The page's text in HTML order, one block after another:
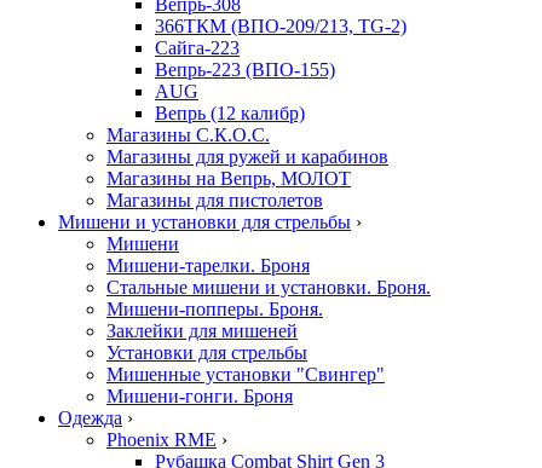
Вепрь-308
366ТКМ (ВПО-209/213, TG-2)
Сайга-223
Вепрь-223 (ВПО-155)
AUG
Вепрь (12 калибр)
Магазины С.К.О.С.
Магазины для ружей и карабинов
Магазины на Вепрь, МОЛОТ
Магазины для пистолетов
Мишени и установки для стрельбы ›
Мишени
Мишени-тарелки. Броня
Стальные мишени и установки. Броня.
Мишени-попперы. Броня.
Заклейки для мишеней
Установки для стрельбы
Мишенные установки "Свингер"
Мишени-гонги. Броня
Одежда ›
Phoenix RME ›
Рубашка Combat Shirt Gen 3